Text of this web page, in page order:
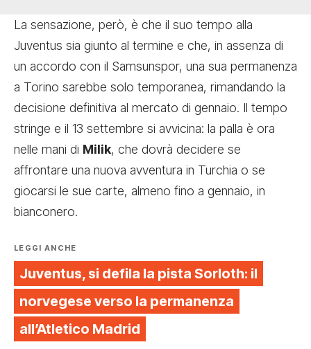
La sensazione, però, è che il suo tempo alla
Juventus sia giunto al termine e che, in assenza di
un accordo con il Samsunspor, una sua permanenza
a Torino sarebbe solo temporanea, rimandando la
decisione definitiva al mercato di gennaio. Il tempo
stringe e il 13 settembre si avvicina: la palla è ora
nelle mani di Milik, che dovrà decidere se
affrontare una nuova avventura in Turchia o se
giocarsi le sue carte, almeno fino a gennaio, in
bianconero.
LEGGI ANCHE
Juventus, si defila la pista Sorloth: il
norvegese verso la permanenza
all’Atletico Madrid